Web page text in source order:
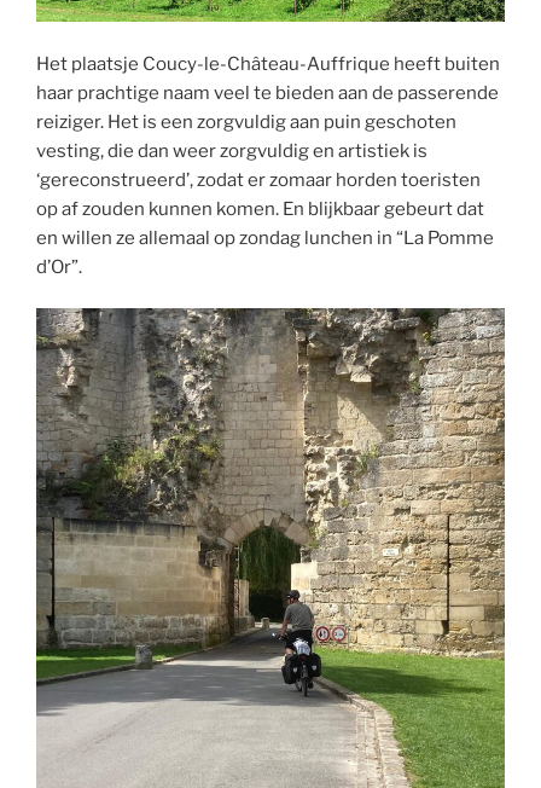
Het plaatsje Coucy-le-Château-Auffrique heeft buiten
haar prachtige naam veel te bieden aan de passerende
reiziger. Het is een zorgvuldig aan puin geschoten
vesting, die dan weer zorgvuldig en artistiek is
‘gereconstrueerd’, zodat er zomaar horden toeristen
op af zouden kunnen komen. En blijkbaar gebeurt dat
en willen ze allemaal op zondag lunchen in “La Pomme
d’Or”.